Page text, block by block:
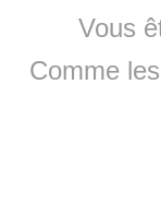
Vous
Comme